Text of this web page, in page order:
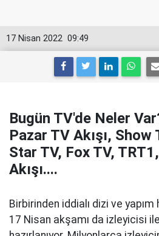
09:49
17 Nisan 2022
Bugün TV'de Neler
Pazar TV Akışı, Show
Star TV, Fox TV,
Akışı....
Birbirinden iddialı dizi ve
17 Nisan akşamı da izleyicisi